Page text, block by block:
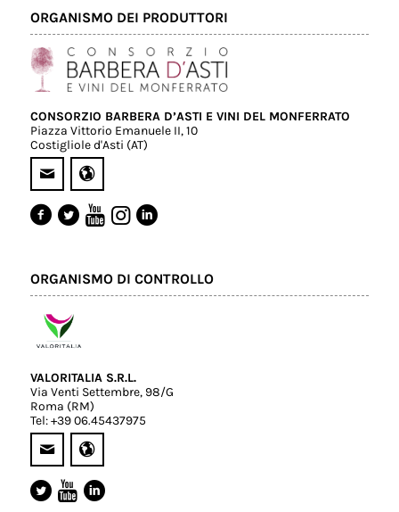
ORGANISMO DEI PRODUTTORI
CONSORZIO BARBERA D’ASTI E VINI DEL MONFERRATO
Piazza Vittorio Emanuele II, 10
Costigliole d'Asti (AT)
ORGANISMO DI CONTROLLO
VALORITALIA S.R.L.
Via Venti Settembre, 98/G
Roma (RM)
Tel: +39 06.45437975